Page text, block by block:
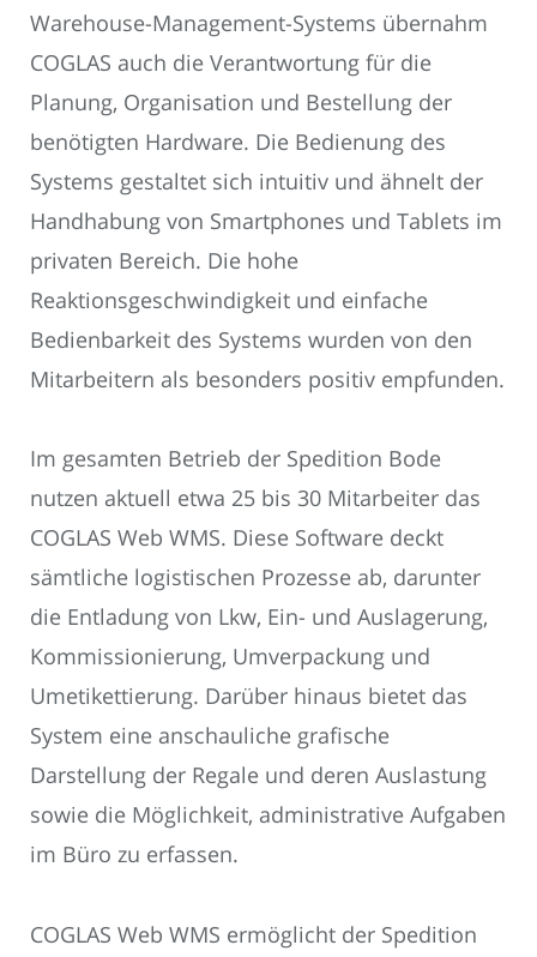
Warehouse-Management-Systems übernahm
COGLAS auch die Verantwortung für die
Planung, Organisation und Bestellung der
benötigten Hardware. Die Bedienung des
Systems gestaltet sich intuitiv und ähnelt der
Handhabung von Smartphones und Tablets im
privaten Bereich. Die hohe
Reaktionsgeschwindigkeit und einfache
Bedienbarkeit des Systems wurden von den
Mitarbeitern als besonders positiv empfunden.
Im gesamten Betrieb der Spedition Bode
nutzen aktuell etwa 25 bis 30 Mitarbeiter das
COGLAS Web WMS. Diese Software deckt
sämtliche logistischen Prozesse ab, darunter
die Entladung von Lkw, Ein- und Auslagerung,
Kommissionierung, Umverpackung und
Umetikettierung. Darüber hinaus bietet das
System eine anschauliche grafische
Darstellung der Regale und deren Auslastung
sowie die Möglichkeit, administrative Aufgaben
im Büro zu erfassen.
COGLAS Web WMS ermöglicht der Spedition